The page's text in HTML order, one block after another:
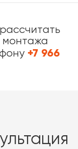
монтажа
+7 966